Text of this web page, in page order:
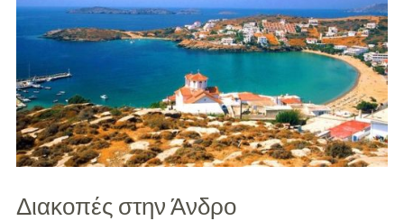
ή
γυαλί
στην
Διακοπές στην Άνδρο